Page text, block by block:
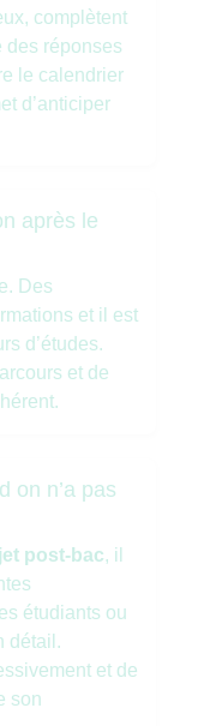
complètent
des réponses
le calendrier
d’anticiper
après le
Des
et il est
d’études.
et de
on n’a pas
post-bac, il
étudiants ou
détail.
et de
son